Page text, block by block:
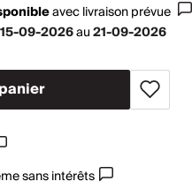
aveclivraison prévue
15-09-2026au21-09-2026
sans intérêts